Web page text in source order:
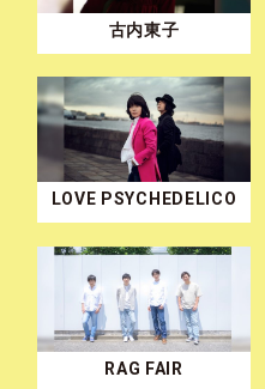
古内東子
LOVE PSYCHEDELICO
RAG FAIR